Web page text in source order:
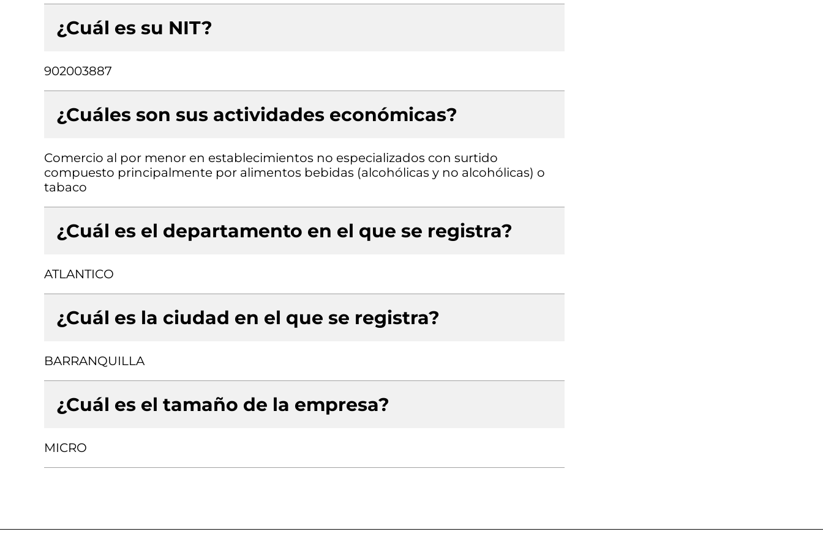
¿Cuál es su NIT?
902003887
¿Cuáles son sus actividades económicas?
Comercio al por menor en establecimientos no especializados con surtido
compuesto principalmente por alimentos bebidas (alcohólicas y no alcohólicas) o
tabaco
¿Cuál es el departamento en el que se registra?
ATLANTICO
¿Cuál es la ciudad en el que se registra?
BARRANQUILLA
¿Cuál es el tamaño de la empresa?
MICRO